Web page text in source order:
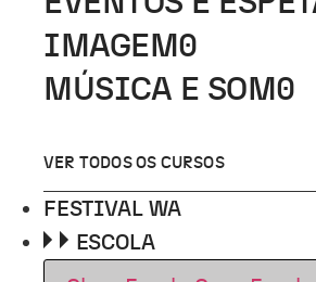
IMAGEM 0
MÚSICA E SOM 0
VER TODOS OS CURSOS
FESTIVAL WA
ESCOLA